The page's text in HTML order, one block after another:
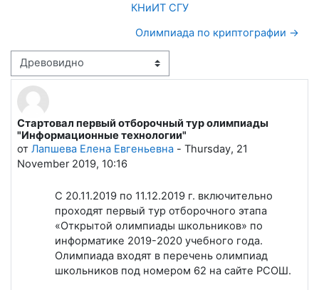
КНиИТ СГУ
Олимпиада по криптографии →
Режим отображения
Стартовал первый отборочный тур олимпиады
"Информационные технологии"
от Лапшева Елена Евгеньевна - Thursday, 21
November 2019, 10:16
Количество ответов: 0
С 20.11.2019 по 11.12.2019 г. включительно
проходят первый тур отборочного этапа
«Открытой олимпиады школьников» по
информатике 2019-2020 учебного года.
Олимпиада входят в перечень олимпиад
школьников под номером 62 на сайте РСОШ.